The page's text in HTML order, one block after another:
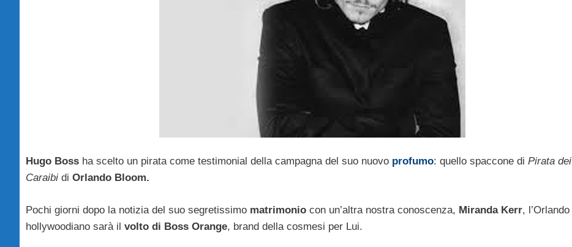
Hugo Boss ha scelto un pirata come testimonial della campagna del suo nuovo profumo: quello spaccone di Pirata dei
Caraibi di Orlando Bloom.
Pochi giorni dopo la notizia del suo segretissimo matrimonio con un’altra nostra conoscenza, Miranda Kerr, l’Orlando
hollywoodiano sarà il volto di Boss Orange, brand della cosmesi per Lui.